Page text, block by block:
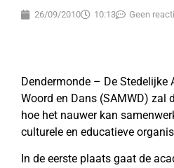
26/09/2010 10:13 Geen
Dendermonde – De Stedelijke
Woord en Dans (SAMWD) zal
hoe het nauwer kan
culturele en educatieve
In de eerste plaats gaat de